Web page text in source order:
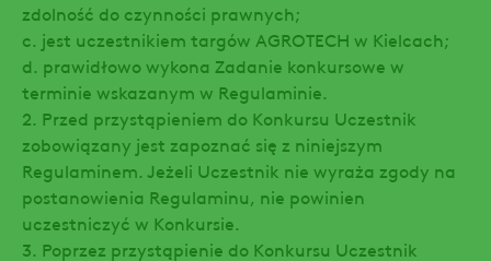
zdolność do czynności prawnych;
c. jest uczestnikiem targów AGROTECH w Kielcach;
d. prawidłowo wykona Zadanie konkursowe w
terminie wskazanym w Regulaminie.
2. Przed przystąpieniem do Konkursu Uczestnik
zobowiązany jest zapoznać się z niniejszym
Regulaminem. Jeżeli Uczestnik nie wyraża zgody na
postanowienia Regulaminu, nie powinien
uczestniczyć w Konkursie.
3. Poprzez przystąpienie do Konkursu Uczestnik